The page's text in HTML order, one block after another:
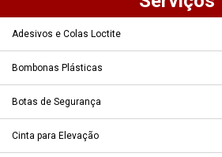
Adesivos e Colas Loctite
Bombonas Plásticas
Botas de Segurança
Cinta para Elevação